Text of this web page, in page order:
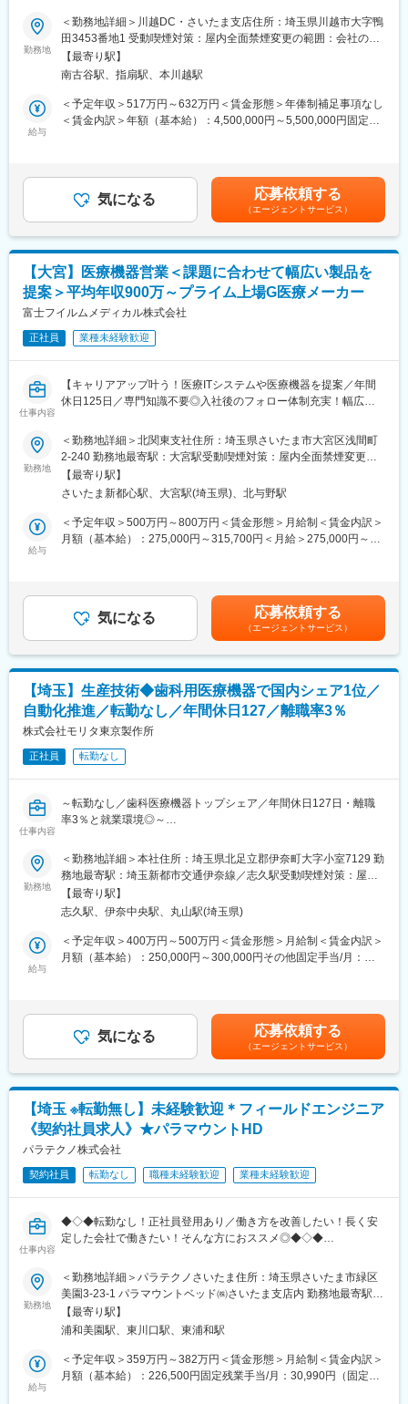
■当社の特徴：
当社の研究開発は、基本方針である「クリーン・ヘルス・セーフ
ティ」の追求に対し、自由で独創的な技術開発とその多面的応用
を目指して活動しています。業界トップクラスのシェアを持つ防
心としたクリーン事業を立上げ、オープン空間にクリーンゾーン
を形成することができる商品群により、クリーンビジネスへの本
変更の範囲：会社の定める業務
向上や業務改善にも携われるポジションです！
★人工呼吸器やCPAPなど、人々の生活と医療を支える製品を扱う
社会貢献性の高い仕事です！
■求人概要：
フィリップスのSRC（Sleep & Respiratory Care）事業部は、睡
眠時無呼吸症候群や呼吸器疾患に対する在宅医療ソリューション
本ポジションでは、川越サービスセンターにおいて、医療機器の
修理・点検業務の運営管理を担当いただきます。修理品質の維持
向上や業務改善、修理スタッフの支援を通じて、全国のお客様へ
■業務内容：
・修理業務のマニュアル、修理手順の翻訳、保守管理規定等の作
成
・各修理センターでの修理業務の運営維持・品質の標準化
・USのカウンターパートとの調整や、国内で発生している問題の
エスカレーション
・修理・メンテナンスパーツの使用フォーキャストを作成・発注
・各種測定器の校正等の管理
・社内各部署との修理・メンテナンスに関する調整
■働き方：
コアタイムなしのフレックス勤務制を導入しており、ご自身の裁
量を持って業務を進めることが可能です。勤務地は川越サービス
センターとなり、CPAPや人工呼吸器などの修理・点検業務の運営
けつけ対応はなく、計画的に業務を進められる環境です。また、
修理スタッフや関連部署と連携しながら、業務改善や修理品質の
・PhiliFlex：健康増進のために使用できるポイント年72000ptを付
与（1pt=1円相当、非課税）
・Care leave制度…有給に加え10日間の本人／家族の為のケア休
暇
・Sick leave…業務外の傷病でも最大30日の療養が承認
・連続有給休暇…1年に1回以上5日連続の有給を推奨
変更の範囲：会社の定める業務
勤務地
＜勤務地詳細＞川越DC・さいたま支店住所：埼玉県川越市大字鴨
田3453番地1 受動喫煙対策：屋内全面禁煙変更の範囲：会社の定
める事業所（リモートワーク含む）
【最寄り駅】
南古谷駅、指扇駅、本川越駅
給与
＜予定年収＞517万円～632万円＜賃金形態＞年俸制補足事項なし
＜賃金内訳＞年額（基本給）：4,500,000円～5,500,000円固定残
手当＞有＜給与補足＞■昇給：年1回■賞与：基本年俸の15％を毎
年3月に賞与として支給（会社業績、部門業績、個人評価によって
変動する可能性があります。）※上記年収範囲は目安でございます
ので、ご経験や選考の過程で上下することがございます※年度途中
入社者は対象期間中、日割計算あり賃金はあくまでも目安の金額
であり、選考を通じて上下する可能性があります。月給(月額)は固
定手当を含めた表記です。
気になる 応募依頼する
（エージェントサービス）
【大宮】医療機器営業＜課題に合わせて幅広い製品を
提案＞平均年収900万～プライム上場G医療メーカー
富士フイルムメディカル株式会社
正社員 業種未経験歓迎
仕事内容
【キャリアアップ叶う！医療ITシステムや医療機器を提案／年間
休日125日／専門知識不要◎入社後のフォロー体制充実！幅広い
■職務内容：
富士フイルムの医療ITシステムを中心に、放射線・内視鏡・超音
波診断装置や体外検査機器など、様々な医療機器の販売・提案を
お任せします。
本ポジションは、アカウントセールスとして、医療機関が抱える
課題を丁寧にヒアリングし、最適な商材・ソリューションを提案
◎顧客：大規模病院、中小規模のクリニック
※既存顧客を中心としたルートセールスが基本です。
★入社後、担当エリアを決定。エリア内の医療施設への営業活動
をお任せします。
◎業務スタイル：
・顧客からの様々な問い合わせ、製品相談からデモ調整
・見積作成
・導入スケジュール調整 など
★商材ごとの専任セールスやフィールドサービスエンジニア、導
せる「コーディネーター」としても活躍します。「製品を広く理
解し、社内の専門人材を適切に巻き込み提案を前に進める役割」
が求められます。
★ネットワーク関連製品などの高額商材は、受注までに半年～1年
係構築・調整力が重要になります。
・超音波診断装置
・医療用/動物用医療関連製品 など
※富士フイルムメディカルが扱う製品群を中心に提案
■入社後の教育体制：
・医療業界に関する知識、医療機器業界に関する知識、商品知識
等は入社後の研修やOJT、勉強会等の用意があります。
・製品に実際に触れて学ぶことのできる小田原研修センターも保
有しております。
す。
将来的なキャリアパスも幅広く検討。営業職から専門職・企画
職・管理職など様々なキャリアパスがあります。
変更の範囲：会社の定める業務
勤務地
＜勤務地詳細＞北関東支社住所：埼玉県さいたま市大宮区浅間町
2-240 勤務地最寄駅：大宮駅受動喫煙対策：屋内全面禁煙変更の
範囲：会社の定める事業所（リモートワーク含む）
【最寄り駅】
さいたま新都心駅、大宮駅(埼玉県)、北与野駅
給与
＜予定年収＞500万円～800万円＜賃金形態＞月給制＜賃金内訳＞
月額（基本給）：275,000円～315,700円＜月給＞275,000円～
万円(入社8年・経験11年、手当含)：月給37万円賃金はあくまでも
目安の金額であり、選考を通じて上下する可能性があります。月
給(月額)は固定手当を含めた表記です。
気になる 応募依頼する
（エージェントサービス）
【埼玉】生産技術◆歯科用医療機器で国内シェア1位／
自動化推進／転勤なし／年間休日127／離職率3％
株式会社モリタ東京製作所
正社員 転勤なし
仕事内容
～転勤なし／歯科医療機器トップシェア／年間休日127日・離職
率3％と就業環境◎～
・歯科用医療機器（歯科用治療台）の分野で国内トップの同社に
て自社開発、歯科用医療機器の組立工程の自動化推進のプロジェ
クトに携わって頂きます。
・設備導入をメインに企画～工程設計／ライン再設計、作業者ア
シスト方法の考案等、一連のプロジェクト推進をお任せします。
・働き方改革に伴い、省人化を推進中です。現在製造工程は手作
業の工程が多く、多品種小ロットで生産を行っており、年間で
をお迎えして自動化を加速し、当社のさらなる成長を支える方を
お待ちしております。
るなど就業環境は大変良好となっております。働き方改革を積極
的に推進しており、現在は新卒入社後定着率90％・育休取得率
90％とワークライフバランスも充実していることもあり、わずか
280社しか認定されない多様な働き方実践企業プラチナを認定し
ております。それにより離職率は3％以下と長期的に就業可能な職
場となっております。
【グループ創業100年超の老舗企業/グローバル展開】
現在医療機器業界の市場規模は4兆円となっており、毎年の平均伸
び率は約3.0%、景気の影響を受けにくい安定市場と言え、売上
高・収益ともに右肩上がりに推移して、今後も高齢化社会に伴い
同社は在宅医療のニーズに応えられるよう、「訪問歯科医療」が
できる機器を設計・開発に着手しており、今後のライフスタイル
を変える製品の設計・開発に携わることができます。また同社グ
ループは海外の6つの販売会社を拠点に、70カ国以上に正規代理
創的な開発力、サービス力で、世界の医療関係者と信頼関係を深
めており、グローバル展開を見込まれております。
勤務地
＜勤務地詳細＞本社住所：埼玉県北足立郡伊奈町大字小室7129 勤
務地最寄駅：埼玉新都市交通伊奈線／志久駅受動喫煙対策：屋内
全面禁煙変更の範囲：無
【最寄り駅】
志久駅、伊奈中央駅、丸山駅(埼玉県)
給与
＜予定年収＞400万円～500万円＜賃金形態＞月給制＜賃金内訳＞
月額（基本給）：250,000円～300,000円その他固定手当/月：
月）賃金はあくまでも目安の金額であり、選考を通じて上下する
可能性があります。月給(月額)は固定手当を含めた表記です。
気になる 応募依頼する
（エージェントサービス）
【埼玉 ※転勤無し】未経験歓迎＊フィールドエンジニア
《契約社員求人》★パラマウントHD
パラテクノ株式会社
契約社員 転勤なし 職種未経験歓迎 業種未経験歓迎
仕事内容
◆◇◆転勤なし！正社員登用あり／働き方を改善したい！長く安
定した会社で働きたい！そんな方におススメ◎◆◇◆
【はじめに】
当ポジションはサービスエンジニアと言われる、機械のメンテナ
ンスを行う技術職となります。メンテナンススキルの市場価値は
上昇の一途を辿っており、同社で得られるスキルも例外ではあり
ません。エンジニア未経験から市場価値を高める事ができる貴重
な求人となります。
勤務地
＜勤務地詳細＞パラテクノさいたま住所：埼玉県さいたま市緑区
美園3-23-1 パラマウントベッド㈱さいたま支店内 勤務地最寄駅：
埼玉高速鉄道埼玉スタジアム線／浦和美園駅受動喫煙対策：屋内
全面禁煙変更の範囲：会社の定める事業所
【最寄り駅】
浦和美園駅、東川口駅、東浦和駅
給与
＜予定年収＞359万円～382万円＜賃金形態＞月給制＜賃金内訳＞
月額（基本給）：226,500円固定残業手当/月：30,990円（固定残